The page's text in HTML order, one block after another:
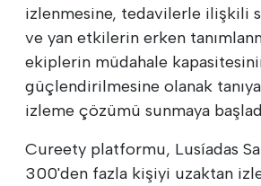
izlenmesine, tedavilerle ilişkili
ve yan etkilerin erken
ekiplerin müdahale
güçlendirilmesine olanak
izleme çözümü sunmaya
Cureety platformu, Lusíadas
300'den fazla kişiyi uzaktan